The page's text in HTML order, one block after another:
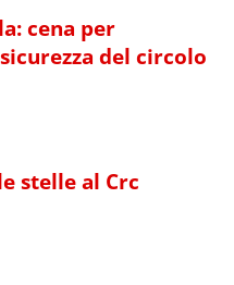
cena per
del circolo
stelle al Crc